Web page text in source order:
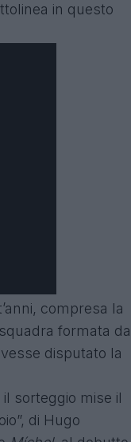
in questo
compresa la
formata da
disputato la
sorteggio mise il
di Hugo